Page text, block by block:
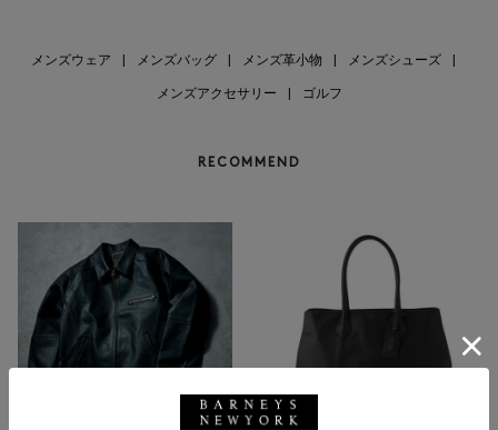
メンズウェア メンズバッグ メンズ革小物 メンズシューズ
メンズアクセサリー ゴルフ
RECOMMEND